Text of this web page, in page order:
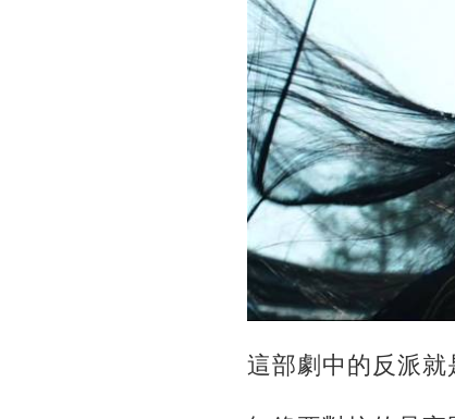
這部劇中的反派就